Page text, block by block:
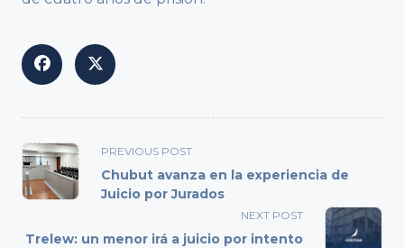
<span
class="nav-
subtitle
reader-
PREVIOUS POST
Chubut avanza en la experiencia de
Juicio por Jurados
NEXT POST
Trelew: un menor irá a juicio por intento